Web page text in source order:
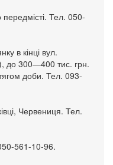
Тел. 050-
в кінці вул.
до 300—400 тис. грн.
доби. Тел. 093-
Червениця. Тел.
561-10-96.